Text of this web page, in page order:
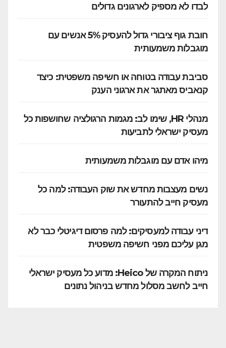
לבדו לא מספיק לארגונים גדולים
חובת גוף ציבורי גדול להעסיק 5% אנשים עם
מוגבלות משמעותית
סביבת עבודה בטוחה או חשיפה משפטית: כיצד
קנאביס מאתגר את ארגוני הענק
מנהלי HR, שימו לב: מגמות הרגולציה שחושפות כל
מעסיק ישראלי לתביעות
מיהו אדם עם מוגבלות משמעותית
נשים מעצבות מחדש את שוק העבודה: למה כל
מעסיק חייב להתעורר
דיני עבודה למעסיקים: למה פרסום דיגיטלי כבר לא
מגן עליכם מפני חשיפה משפטית
ניתוח המקרה של Heico: מדוע כל מעסיק ישראלי
חייב לחשב מסלול מחדש בניהול נתונים